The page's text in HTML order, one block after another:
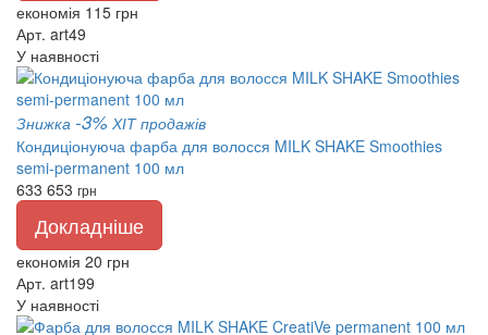
економія 115 грн
Арт. art49
У наявності
Знижка -3% ХІТ продажів
Кондиціонуюча фарба для волосся MILK SHAKE Smoothies
semi-permanent 100 мл
633 653 грн
Докладніше
економія 20 грн
Арт. art199
У наявності